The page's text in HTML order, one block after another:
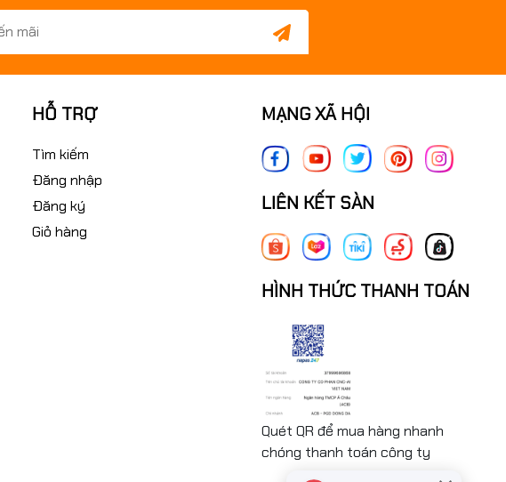
HỖ TRỢ
Tìm kiếm
Đăng nhập
Đăng ký
Giỏ hàng
MẠNG XÃ HỘI
LIÊN KẾT SÀN
HÌNH THỨC THANH TOÁN
Quét QR để mua hàng nhanh
chóng thanh toán công ty